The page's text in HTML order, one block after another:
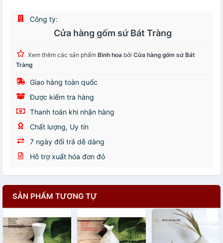
Công ty:
Cửa hàng gốm sứ Bát Tràng
Xem thêm các sản phẩm Bình hoa bởi Cửa hàng gốm sứ Bát
Tràng
Giao hàng toàn quốc
Được kiểm tra hàng
Thanh toán khi nhận hàng
Chất lượng, Uy tín
7 ngày đổi trả dễ dàng
Hỗ trợ xuất hóa đơn đỏ
SẢN PHẨM TƯƠNG TỰ